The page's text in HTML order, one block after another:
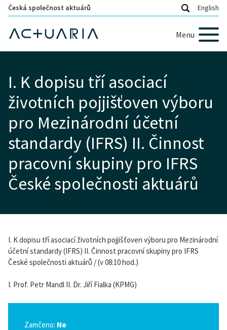
Česká společnost aktuárů English
Menu
I. K dopisu tří asociací
životních pojjišťoven výboru
pro Mezinárodní účetní
standardy (IFRS) II. Činnost
pracovní skupiny pro IFRS
České společnosti aktuárů
I. K dopisu tří asociací životních pojjišťoven výboru pro Mezinárodní
účetní standardy (IFRS) II. Činnost pracovní skupiny pro IFRS
České společnosti aktuárů / (v 08:10 hod.)
I. Prof. Petr Mandl II. Dr. Jiří Fialka (KPMG)
Zamčeno: Ne